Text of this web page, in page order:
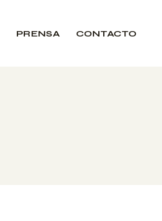
PRENSA CONTACTO